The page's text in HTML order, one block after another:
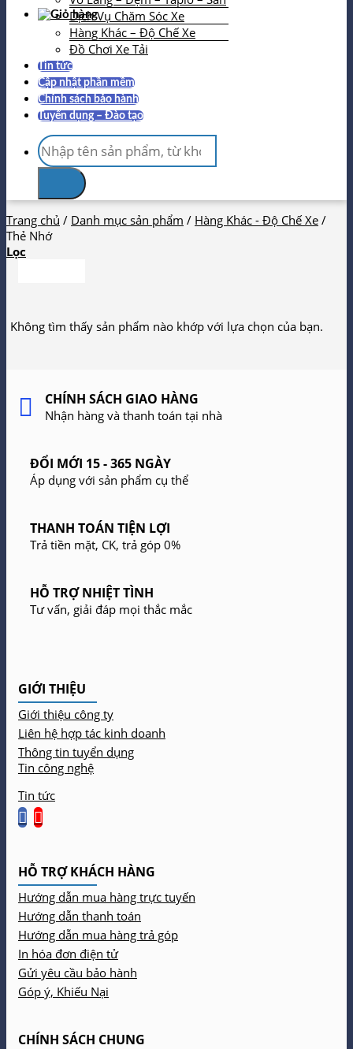
Dịch Vụ Chăm Sóc Xe
Hàng Khác – Độ Chế Xe
Đồ Chơi Xe Tải
Tin tức
Cập nhật phần mềm
Chính sách bảo hành
Tuyển dụng – Đào tạo
Tìm
kiếm:
Trang chủ / Danh mục sản phẩm / Hàng Khác - Độ Chế Xe /
Thẻ Nhớ
Lọc
Không tìm thấy sản phẩm nào khớp với lựa chọn của bạn.
CHÍNH SÁCH GIAO HÀNG
Nhận hàng và thanh toán tại nhà
ĐỔI MỚI 15 - 365 NGÀY
Áp dụng với sản phẩm cụ thể
THANH TOÁN TIỆN LỢI
Trả tiền mặt, CK, trả góp 0%
HỖ TRỢ NHIỆT TÌNH
Tư vấn, giải đáp mọi thắc mắc
GIỚI THIỆU
Giới thiệu công ty
Liên hệ hợp tác kinh doanh
Thông tin tuyển dụng
Tin công nghệ
Tin tức
HỖ TRỢ KHÁCH HÀNG
Hướng dẫn mua hàng trực tuyến
Hướng dẫn thanh toán
Hướng dẫn mua hàng trả góp
In hóa đơn điện tử
Gửi yêu cầu bảo hành
Góp ý, Khiếu Nại
CHÍNH SÁCH CHUNG